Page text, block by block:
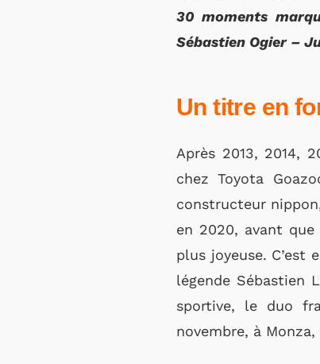
30 moments
Sébastien Ogier –
Un titre en
Après 2013, 2014,
chez Toyota
constructeur
en 2020, avant
plus joyeuse.
légende Sébastien
sportive, le duo
novembre, à